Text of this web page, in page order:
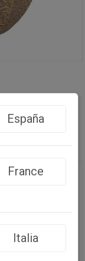
España
France
Italia